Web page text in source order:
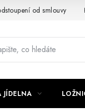
od smlouvy
JÍDELNA